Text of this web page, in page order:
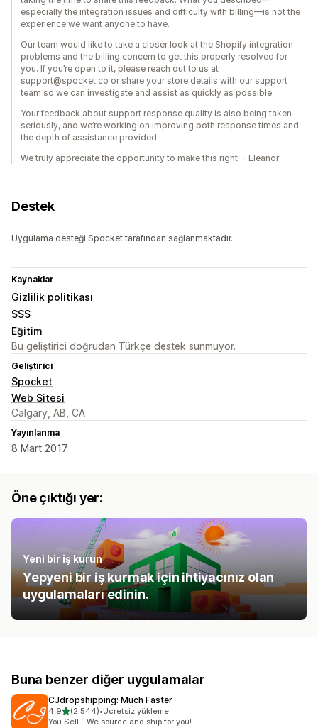
especially the integration issues and difficulty with billing—is not the
experience we want anyone to have.
Our team would like to take a closer look at the Shopify integration
problems and the billing concern to get this properly resolved for
you. If you’re open to it, please reach out to us at
support@spocket.co or share your store details with our support
team so we can investigate and assist as quickly as possible.
Your feedback about support response quality is also being taken
seriously, and we’re working on improving both response times and
the depth of assistance provided.
We truly appreciate the opportunity to make this right. - Eleanor
Destek
Uygulama desteği Spocket tarafından sağlanmaktadır.
Kaynaklar
Gizlilik politikası
SSS
Eğitim
Bu geliştirici doğrudan Türkçe destek sunmuyor.
Geliştirici
Spocket
Web Sitesi
Calgary, AB, CA
Yayınlanma
8 Mart 2017
Öne çıktığı yer:
Yeni bir iş kurun
Yepyeni bir iş kurmak için ihtiyacınız olan
uygulamaları edinin.
Buna benzer diğer uygulamalar
CJdropshipping: Much Faster
4,95 yıldız üzerinden
(2.544)
toplam 2544 değerlendirme
•Ücretsiz yükleme
You Sell - We source and ship for you!